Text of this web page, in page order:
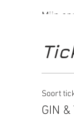
Mijn
Vanaf
Soort
GIN